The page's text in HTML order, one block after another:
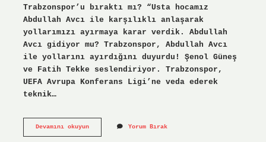
Trabzonspor’u bıraktı mı? “Usta hocamız
Abdullah Avcı ile karşılıklı anlaşarak
yollarımızı ayırmaya karar verdik. Abdullah
Avcı gidiyor mu? Trabzonspor, Abdullah Avcı
ile yollarını ayırdığını duyurdu! Şenol Güneş
ve Fatih Tekke seslendiriyor. Trabzonspor,
UEFA Avrupa Konferans Ligi’ne veda ederek
teknik…
Devamını okuyunAbdullah
Yorum Bırak